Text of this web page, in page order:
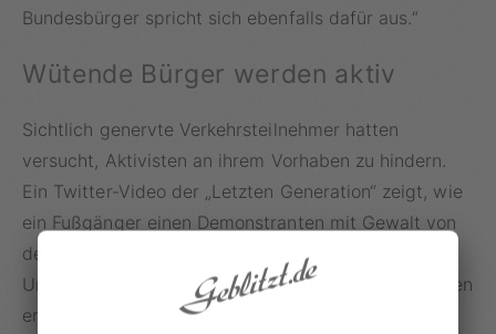
Bundesbürger spricht sich ebenfalls dafür aus.“
Wütende Bürger werden aktiv
Sichtlich genervte Verkehrsteilnehmer hatten
versucht, Aktivisten an ihrem Vorhaben zu hindern.
Ein Twitter-Video der „Letzten Generation“ zeigt, wie
ein Fußgänger einen Demonstranten mit Gewalt von
der Fahrbahn schleift. Dennoch, so die
Umweltaktivisten, habe man auch positive Reaktionen
erhalten. So oder so werde man die „bügerlich-